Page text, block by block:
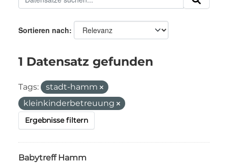
Sortieren nach
1 Datensatz gefunden
Tags:
stadt-hamm
kleinkinderbetreuung
Ergebnisse filtern
Babytreff Hamm